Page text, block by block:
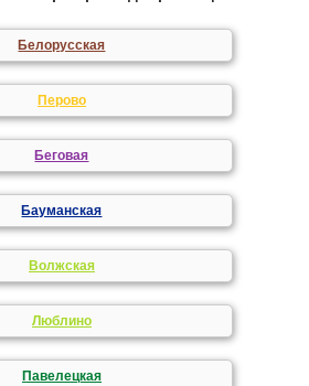
Белорусская
Перово
Беговая
Бауманская
Волжская
Люблино
Павелецкая